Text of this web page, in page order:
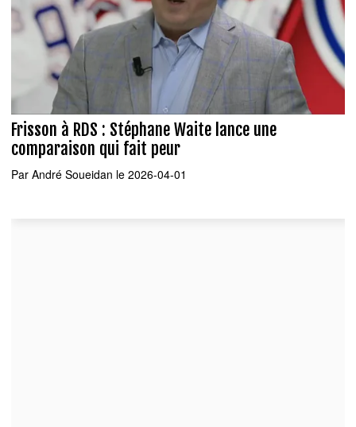
Frisson à RDS : Stéphane Waite lance une
comparaison qui fait peur
Par André Soueidan le 2026-04-01